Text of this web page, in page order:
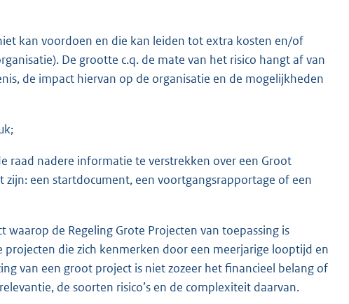
kan voordoen en die kan leiden tot extra kosten en/of
De grootte c.q. de mate van het risico hangt af van
de impact hiervan op de organisatie en de mogelijkheden
raad nadere informatie te verstrekken over een Groot
een startdocument, een voortgangsrapportage of een
de Regeling Grote Projecten van toepassing is
die zich kenmerken door een meerjarige looptijd en
van een groot project is niet zozeer het financieel belang of
de soorten risico’s en de complexiteit daarvan.